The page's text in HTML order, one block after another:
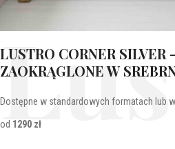
LUSTRO CORNER SILVER -
ZAOKRĄGLONE W
Dostępne w standardowych formatach lub
od 1290 zł